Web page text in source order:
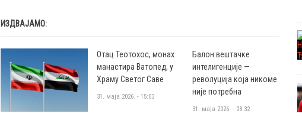
ИЗДВАЈАМО:
Отац Теотохос, монах
манастира Ватопед, у
Храму Светог Саве
31. маја 2026. - 15:03
Балон вештачке
интелигенције —
револуција која никоме
није потребна
31. маја 2026. - 08:32